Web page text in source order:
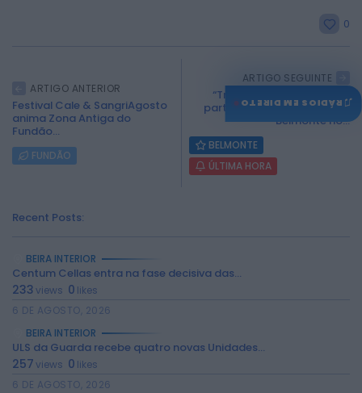
0
ARTIGO ANTERIOR
Festival Cale & SangriAgosto
anima Zona Antiga do
Fundão...
FUNDÃO
ARTIGO SEGUINTE
“Trilhos com História” leva
participantes a redescobrir
Belmonte no...
BELMONTE
ÚLTIMA HORA
Recent Posts:
BEIRA INTERIOR
Centum Cellas entra na fase decisiva das...
233views 0 likes
6 DE AGOSTO, 2026
BEIRA INTERIOR
ULS da Guarda recebe quatro novas Unidades...
257views 0 likes
6 DE AGOSTO, 2026
♫
RÁDIOS EM DIRETO